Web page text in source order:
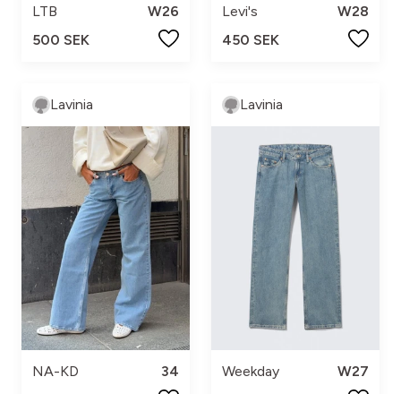
LTB
W26
500 SEK
Levi's
W28
450 SEK
Lavinia
NA-KD
34
Lavinia
Weekday
W27